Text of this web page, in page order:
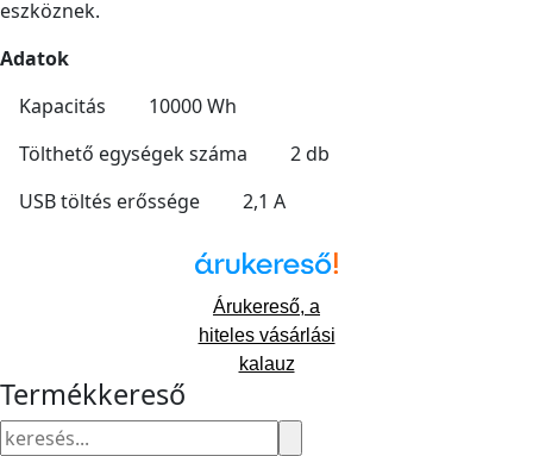
eszköznek.
Adatok
Kapacitás 10000 Wh
Tölthető egységek száma 2 db
USB töltés erőssége 2,1 A
Árukereső, a
hiteles vásárlási
kalauz
Termékkereső